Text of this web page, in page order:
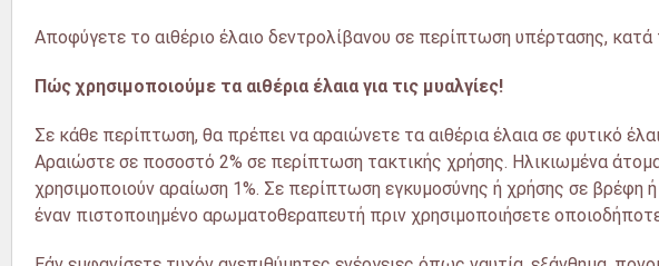
Αποφύγετε το αιθέριο έλαιο δεντρολίβανου σε περίπτωση υπέρτασης,
Πώς χρησιμοποιούμε τα αιθέρια έλαια για τις μυαλγίες!
Σε κάθε περίπτωση, θα πρέπει να αραιώνετε τα αιθέρια έλαια σε φυτικό
Αραιώστε σε ποσοστό 2% σε περίπτωση τακτικής χρήσης. Ηλικιωμένα
χρησιμοποιούν αραίωση 1%. Σε περίπτωση εγκυμοσύνης ή χρήσης σε βρέφη
έναν πιστοποιημένο αρωματοθεραπευτή πριν χρησιμοποιήσετε οποιοδήποτε